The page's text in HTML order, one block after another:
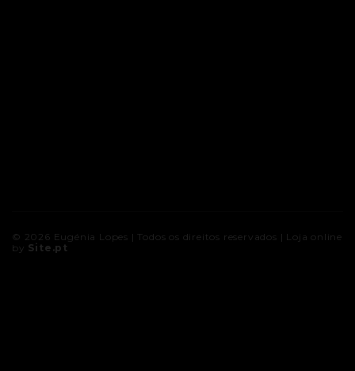
© 2026 Eugénia Lopes | Todos os direitos reservados | Loja online
by Site.pt